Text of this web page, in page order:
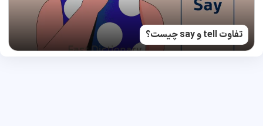
تفاوت tell و say چیست؟